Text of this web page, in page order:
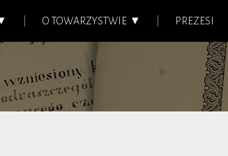
O TOWARZYSTWIE PREZESI